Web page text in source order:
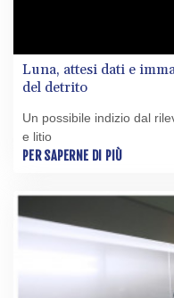
Luna, attesi dati e
del detrito
Un possibile indizio dal
e litio
PER SAPERNE DI PIÙ